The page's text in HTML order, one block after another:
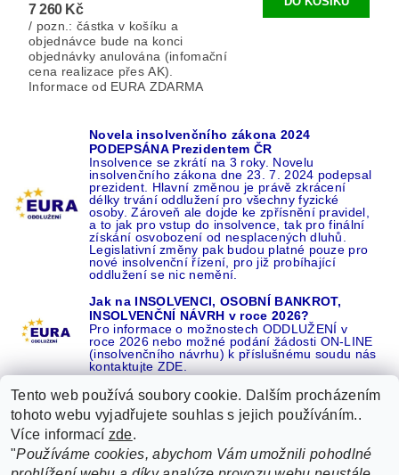
7 260 Kč
/ pozn.: částka v košíku a
objednávce bude na konci
objednávky anulována (infomační
cena realizace přes AK).
Informace od EURA ZDARMA
Novela insolvenčního zákona 2024
PODEPSÁNA Prezidentem ČR
Insolvence se zkrátí na 3 roky. Novelu
insolvenčního zákona dne 23. 7. 2024 podepsal
prezident. Hlavní změnou je právě zkrácení
délky trvání oddlužení pro všechny fyzické
osoby. Zároveň ale dojde ke zpřísnění pravidel,
a to jak pro vstup do insolvence, tak pro finální
získání osvobození od nesplacených dluhů.
Legislativní změny pak budou platné pouze pro
nové insolvenční řízení, pro již probíhající
oddlužení se nic nemění.
Jak na INSOLVENCI, OSOBNÍ BANKROT,
INSOLVENČNÍ NÁVRH v roce 2026?
Pro informace o možnostech ODDLUŽENÍ v
roce 2026 nebo možné podání žádosti ON-LINE
(insolvenčního návrhu) k příslušnému soudu nás
kontaktujte ZDE.
Recenze o NÁS na GOOGLE 16 let REFERENCÍ v celé ČR |
Recenze o NÁS na SEZNAMU |
Tento web používá soubory cookie. Dalším procházením
tohoto webu vyjadřujete souhlas s jejich používáním..
Více informací zde.
"Používáme cookies, abychom Vám umožnili pohodlné